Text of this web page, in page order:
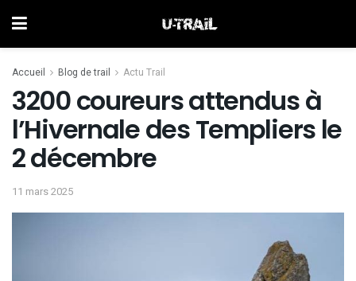
Accueil Blog de trail Actu Trail
3200 coureurs attendus à
l’Hivernale des Templiers le
2 décembre
11 mars 2025